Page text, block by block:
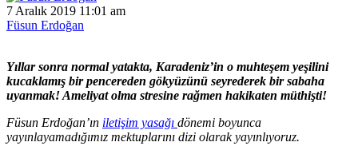
7 Aralık 2019 11:01 am
Füsun Erdoğan
Yıllar sonra normal yatakta, Karadeniz’in o muhteşem yeşilini
kucaklamış bir pencereden gökyüzünü seyrederek bir sabaha
uyanmak! Ameliyat olma stresine rağmen hakikaten müthişti!
Füsun Erdoğan’ın iletişim yasağı dönemi boyunca
yayınlayamadığımız mektuplarını dizi olarak yayınlıyoruz.